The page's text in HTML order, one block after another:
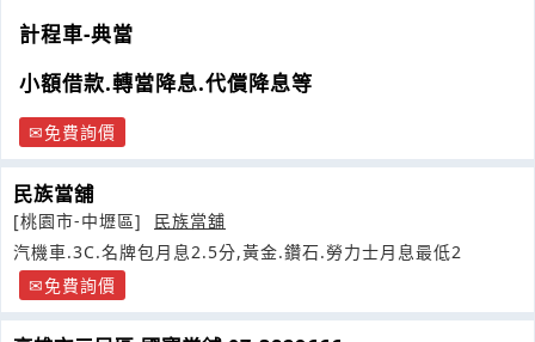
計程車-典當
小額借款.轉當降息.代償降息等
免費詢價
民族當舖
[桃園市-中壢區]
民族當舖
汽機車.3C.名牌包月息2.5分,黃金.鑽石.勞力士月息最低2
免費詢價